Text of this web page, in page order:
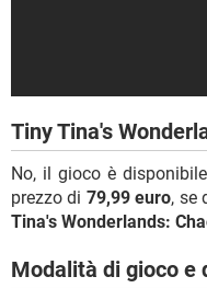
Tiny Tina's
No, il gioco è
prezzo di 79,99 euro, se
Tina's Wonderlands:
Modalità di gioco e